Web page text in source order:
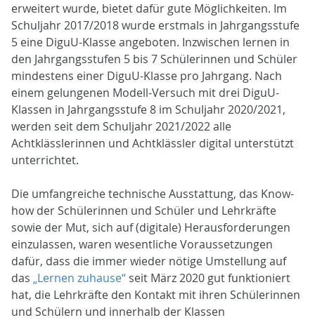
erweitert wurde, bietet dafür gute Möglichkeiten. Im
Schuljahr 2017/2018 wurde erstmals in Jahrgangsstufe
5 eine DiguU-Klasse angeboten. Inzwischen lernen in
den Jahrgangsstufen 5 bis 7 Schülerinnen und Schüler
mindestens einer DiguU-Klasse pro Jahrgang. Nach
einem gelungenen Modell-Versuch mit drei DiguU-
Klassen in Jahrgangsstufe 8 im Schuljahr 2020/2021,
werden seit dem Schuljahr 2021/2022 alle
Achtklässlerinnen und Achtklässler digital unterstützt
unterrichtet.
Die umfangreiche technische Ausstattung, das Know-
how der Schülerinnen und Schüler und Lehrkräfte
sowie der Mut, sich auf (digitale) Herausforderungen
einzulassen, waren wesentliche Voraussetzungen
dafür, dass die immer wieder nötige Umstellung auf
das „Lernen zuhause“ seit März 2020 gut funktioniert
hat, die Lehrkräfte den Kontakt mit ihren Schülerinnen
und Schülern und innerhalb der Klassen